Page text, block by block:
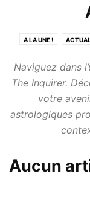
A LA UNE !
MAISON MODE
Naviguez dans
The Inquirer.
votre
astrologiques
Aucun